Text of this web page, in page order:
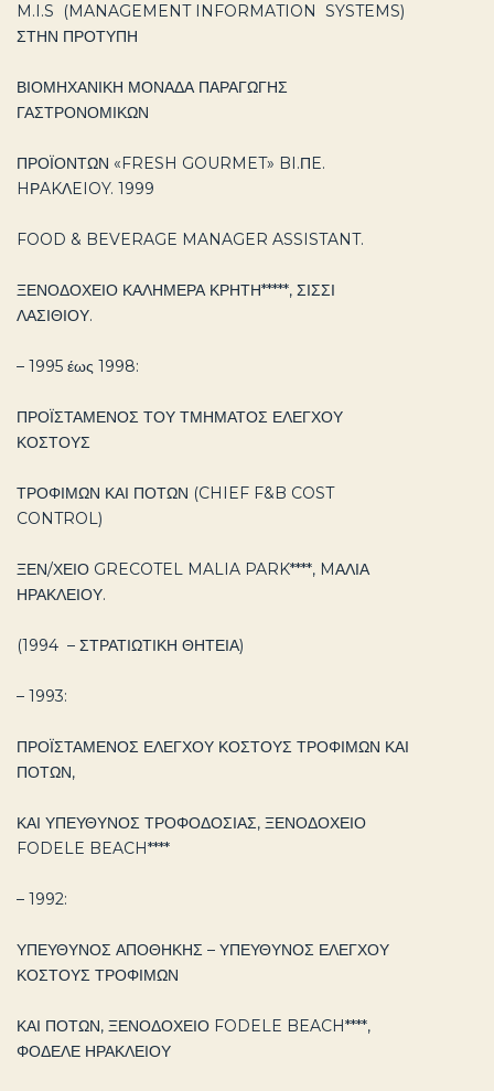
M.I.S (MANAGEMENT INFORMATION SYSTEMS)
ΣΤΗΝ ΠΡΟΤΥΠΗ
ΒΙΟΜΗΧΑΝΙΚΗ ΜΟΝΑΔΑ ΠΑΡΑΓΩΓΗΣ
ΓΑΣΤΡΟΝΟΜΙΚΩΝ
ΠΡΟΪΟΝΤΩΝ «FRESH GOURMET» BI.ΠE.
HΡAKΛEIOY. 1999
FOOD & BEVERAGE MANAGER ASSISTANT.
ΞΕΝΟΔΟΧΕΙΟ ΚΑΛΗΜΕΡΑ ΚΡΗΤΗ*****, ΣΙΣΣΙ
ΛΑΣΙΘΙΟΥ.
– 1995 έως 1998:
ΠΡΟΪΣΤΑΜΕΝΟΣ ΤΟΥ ΤΜΗΜΑΤΟΣ ΕΛΕΓΧΟΥ
ΚΟΣΤΟΥΣ
ΤΡΟΦΙΜΩΝ ΚΑΙ ΠΟΤΩΝ (CHIEF F&B COST
CONTROL)
ΞΕΝ/ΧΕΙΟ GRECOTEL MALIA PARK****, MΑΛΙΑ
ΗΡΑΚΛΕΙΟΥ.
(1994 – ΣΤΡΑΤΙΩΤΙΚΗ ΘΗΤΕΙΑ)
– 1993:
ΠΡΟΪΣΤΑΜΕΝΟΣ ΕΛΕΓΧΟΥ ΚΟΣΤΟΥΣ ΤΡΟΦΙΜΩΝ ΚΑΙ
ΠΟΤΩΝ,
ΚΑΙ ΥΠΕΥΘΥΝΟΣ ΤΡΟΦΟΔΟΣΙΑΣ, ΞΕΝΟΔΟΧΕΙΟ
FODELE BEACH****
– 1992:
ΥΠΕΥΘΥΝΟΣ ΑΠΟΘΗΚΗΣ – ΥΠΕΥΘΥΝΟΣ ΕΛΕΓΧΟΥ
ΚΟΣΤΟΥΣ ΤΡΟΦΙΜΩΝ
ΚΑΙ ΠΟΤΩΝ, ΞΕΝΟΔΟΧΕΙΟ FODELE BEACH****,
ΦΟΔΕΛΕ ΗΡΑΚΛΕΙΟΥ